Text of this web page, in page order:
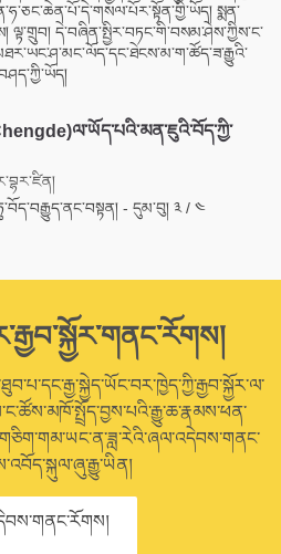
སྨན་
ལྟ་གྲུབ། དེ་བཞིན་སྤྱིར་བཏང་གི་བསམ་ཤེས་ཀྱིས་ང་
- དུམ་བུ། ༣ / ༤